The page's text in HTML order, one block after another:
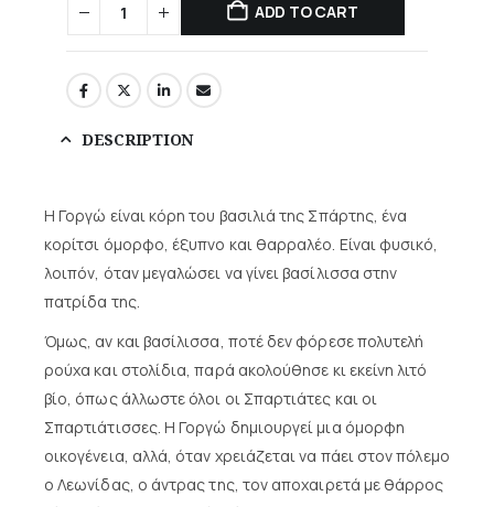
ADD TO CART
DESCRIPTION
Η Γοργώ είναι κόρη του βασιλιά της Σπάρτης, ένα
κορίτσι όμορφο, έξυπνο και θαρραλέο. Είναι φυσικό,
λοιπόν, όταν μεγαλώσει να γίνει βασίλισσα στην
πατρίδα της.
Όμως, αν και βασίλισσα, ποτέ δεν φόρεσε πολυτελή
ρούχα και στολίδια, παρά ακολούθησε κι εκείνη λιτό
βίο, όπως άλλωστε όλοι οι Σπαρτιάτες και οι
Σπαρτιάτισσες. Η Γοργώ δημιουργεί μια όμορφη
οικογένεια, αλλά, όταν χρειάζεται να πάει στον πόλεμο
ο Λεωνίδας, ο άντρας της, τον αποχαιρετά με θάρρος